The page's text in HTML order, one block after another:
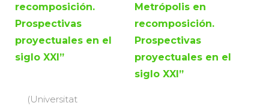
recomposición.
Prospectivas
proyectuales en el
siglo XXI”
(Universitat
Metrópolis en
recomposición.
Prospectivas
proyectuales en el
siglo XXI”